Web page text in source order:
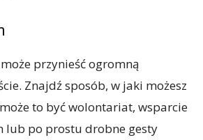
przynieść ogromną
Znajdź sposób, w jaki możesz
to być wolontariat, wsparcie
lub po prostu drobne gesty